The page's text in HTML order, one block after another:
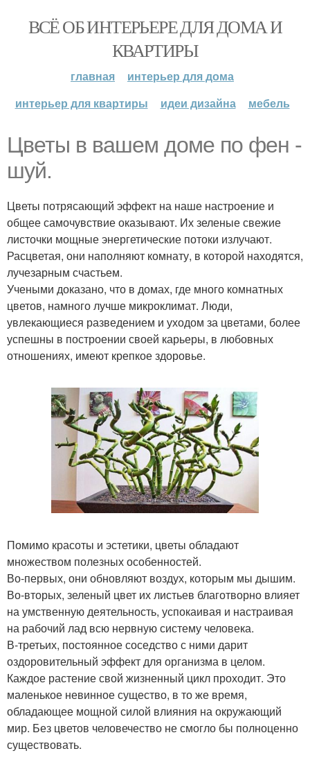
ВСЁ ОБ ИНТЕРЬЕРЕ ДЛЯ ДОМА И
КВАРТИРЫ
главная
интерьер для дома
интерьер для квартиры
идеи дизайна мебель
Цветы в вашем доме по фен -
шуй.
Цветы потрясающий эффект на наше настроение и
общее самочувствие оказывают. Их зеленые свежие
листочки мощные энергетические потоки излучают.
Расцветая, они наполняют комнату, в которой находятся,
лучезарным счастьем.
Учеными доказано, что в домах, где много комнатных
цветов, намного лучше микроклимат. Люди,
увлекающиеся разведением и уходом за цветами, более
успешны в построении своей карьеры, в любовных
отношениях, имеют крепкое здоровье.
Помимо красоты и эстетики, цветы обладают
множеством полезных особенностей.
Во-первых, они обновляют воздух, которым мы дышим.
Во-вторых, зеленый цвет их листьев благотворно влияет
на умственную деятельность, успокаивая и настраивая
на рабочий лад всю нервную систему человека.
В-третьих, постоянное соседство с ними дарит
оздоровительный эффект для организма в целом.
Каждое растение свой жизненный цикл проходит. Это
маленькое невинное существо, в то же время,
обладающее мощной силой влияния на окружающий
мир. Без цветов человечество не смогло бы полноценно
существовать.